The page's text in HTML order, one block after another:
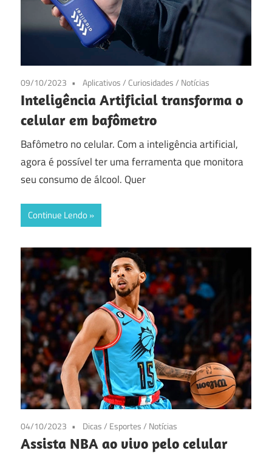
09/10/2023 Aplicativos/ Curiosidades/ Notícias
Inteligência Artificial transforma o
celular em bafômetro
Bafômetro no celular. Com a inteligência artificial,
agora é possível ter uma ferramenta que monitora
seu consumo de álcool. Quer
Continue Lendo
04/10/2023 Dicas/ Esportes/ Notícias
Assista NBA ao vivo pelo celular